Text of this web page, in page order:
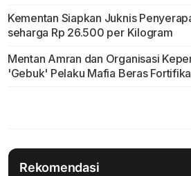
Kementan Siapkan Juknis
seharga Rp 26.500 per Kilogram
Mentan Amran dan Organisasi
'Gebuk' Pelaku Mafia Beras
Rekomendasi